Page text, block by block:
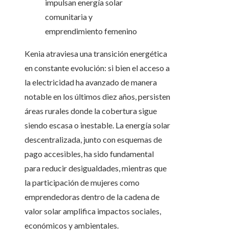
Kenia atraviesa una transición energética
en constante evolución: si bien el acceso a
la electricidad ha avanzado de manera
notable en los últimos diez años, persisten
áreas rurales donde la cobertura sigue
siendo escasa o inestable. La energía solar
descentralizada, junto con esquemas de
pago accesibles, ha sido fundamental
para reducir desigualdades, mientras que
la participación de mujeres como
emprendedoras dentro de la cadena de
valor solar amplifica impactos sociales,
económicos y ambientales.